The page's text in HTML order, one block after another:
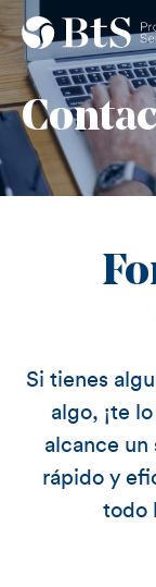
Nosotros
La firma
Equipo
Trabaja
Fiscal
Noticias &
BtS
Clipping
Av. Diagonal
08021 Barcelona
+34 932011576
Si tienes
algo, ¡te
alcance
rápido y
todo